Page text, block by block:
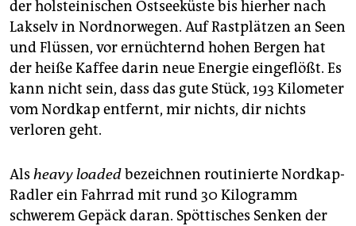
epaper login
der holsteinischen Ostseeküste bis hierher nach
Lakselv in Nordnorwegen. Auf Rastplätzen an Seen
und Flüssen, vor ernüchternd hohen Bergen hat
der heiße Kaffee darin neue Energie eingeflößt. Es
kann nicht sein, dass das gute Stück, 193 Kilometer
vom Nordkap entfernt, mir nichts, dir nichts
verloren geht.
Als heavy loadedbezeichnen routinierte Nordkap-
Radler ein Fahrrad mit rund 30 Kilogramm
schwerem Gepäck daran. Spöttisches Senken der